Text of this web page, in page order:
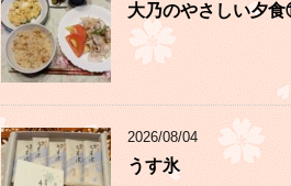
大乃のやさしい夕
2026/08/04
うす氷